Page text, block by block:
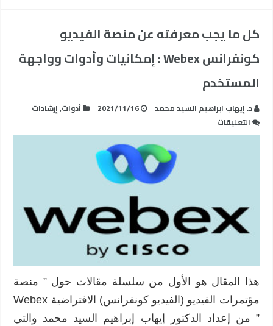
كل ما يجب معرفته عن منصة الفيديو
كونفرانس Webex : إمكانيات وأدوات وواجهة
المستخدم
د. إيهاب ابراهيم السيد محمد 2021/11/16 أدوات,إرشادات
التعليقات
كل
منصة
الفيديو
كونفرانس
إمكانيات
وأدوات
وواجهة
المستخدم
هذا المقال هو الأول من سلسلة مقالات حول ” منصة
مؤتمرات الفيديو (الفيديو كونفرانس) الافتراضية Webex
” من إعداد الدكتور إيهاب إبراهيم السيد محمد والتي